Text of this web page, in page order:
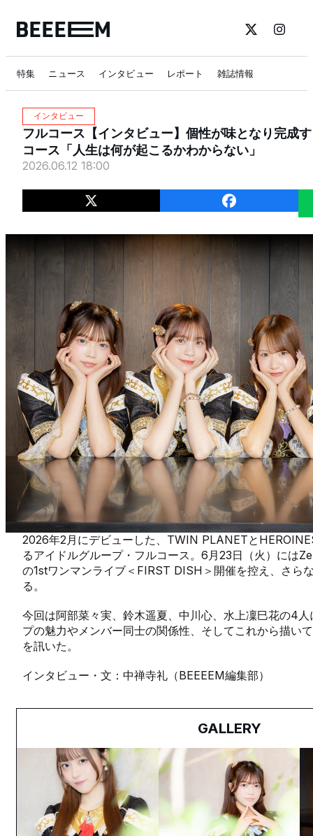
特集 ニュース インタビュー レポート 雑誌情報
インタビュー
フルコース【インタビュー】個性が味となり完成
コース「人生は何が起こるかわからない」
2026.06.12 18:00
2026年2月にデビューした、TWIN PLANETと
るアイドルグループ・フルコース。6月23日（火）には
の1stワンマンライブ＜FIRST DISH＞開催を控え、さら
る。
今回は阿部菜々実、鈴木遥夏、中川心、水上凜巳花の4
プの魅力やメンバー同士の関係性、そしてこれから描い
を訊いた。
インタビュー・文：中禅寺礼（BEEEEM編集部）
GALLERY